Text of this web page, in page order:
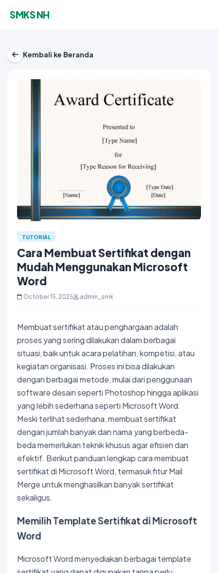
SMKS NH
Kembali ke Beranda
TUTORIAL
Cara Membuat Sertifikat dengan
Mudah Menggunakan Microsoft
Word
October 15, 2025 admin_smk
Membuat sertifikat atau penghargaan adalah
proses yang sering dilakukan dalam berbagai
situasi, baik untuk acara pelatihan, kompetisi, atau
kegiatan organisasi. Proses ini bisa dilakukan
dengan berbagai metode, mulai dari penggunaan
software desain seperti Photoshop hingga aplikasi
yang lebih sederhana seperti Microsoft Word.
Meski terlihat sederhana, membuat sertifikat
dengan jumlah banyak dan nama yang berbeda-
beda memerlukan teknik khusus agar efisien dan
efektif. Berikut panduan lengkap cara membuat
sertifikat di Microsoft Word, termasuk fitur Mail
Merge untuk menghasilkan banyak sertifikat
sekaligus.
Memilih Template Sertifikat di Microsoft
Word
Microsoft Word menyediakan berbagai template